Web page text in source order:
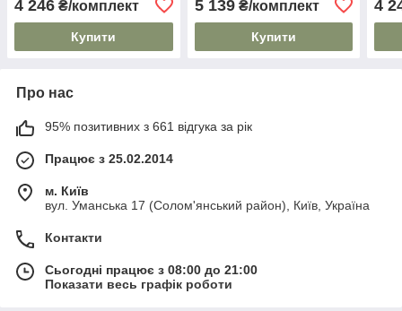
4 246 ₴/комплект
Купити
5 139₴/комплект
Купити
4
Про нас
95% позитивних з 661 відгука за рік
Працює з 25.02.2014
м. Київ
вул. Уманська 17 (Солом'янський район), Київ, Україна
Контакти
Сьогодні працює з 08:00 до 21:00
Показати весь графік роботи